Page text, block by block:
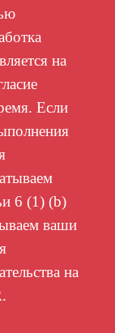
на
Если
6 (1) (b)
ваши
на